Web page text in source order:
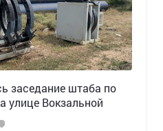
заседание штаба по
улице Вокзальной